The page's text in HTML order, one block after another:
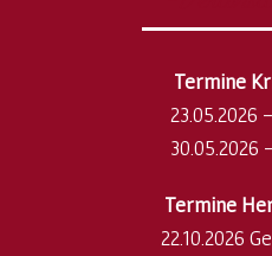
​Termine
23.05.2026
30.05.2026
Termine
22.10.2026